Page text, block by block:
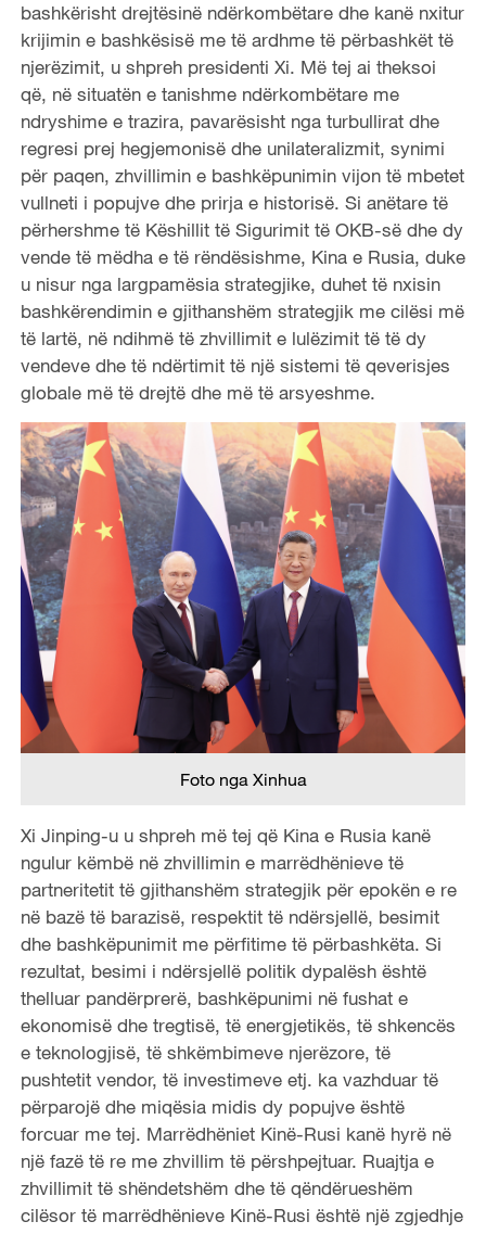
bashkërisht drejtësinë ndërkombëtare dhe kanë nxitur
krijimin e bashkësisë me të ardhme të përbashkët të
njerëzimit, u shpreh presidenti Xi. Më tej ai theksoi
që, në situatën e tanishme ndërkombëtare me
ndryshime e trazira, pavarësisht nga turbullirat dhe
regresi prej hegjemonisë dhe unilateralizmit, synimi
për paqen, zhvillimin e bashkëpunimin vijon të mbetet
vullneti i popujve dhe prirja e historisë. Si anëtare të
përhershme të Këshillit të Sigurimit të OKB-së dhe dy
vende të mëdha e të rëndësishme, Kina e Rusia, duke
u nisur nga largpamësia strategjike, duhet të nxisin
bashkërendimin e gjithanshëm strategjik me cilësi më
të lartë, në ndihmë të zhvillimit e lulëzimit të të dy
vendeve dhe të ndërtimit të një sistemi të qeverisjes
globale më të drejtë dhe më të arsyeshme.
Foto nga Xinhua
Xi Jinping-u u shpreh më tej që Kina e Rusia kanë
ngulur këmbë në zhvillimin e marrëdhënieve të
partneritetit të gjithanshëm strategjik për epokën e re
në bazë të barazisë, respektit të ndërsjellë, besimit
dhe bashkëpunimit me përfitime të përbashkëta. Si
rezultat, besimi i ndërsjellë politik dypalësh është
thelluar pandërprerë, bashkëpunimi në fushat e
ekonomisë dhe tregtisë, të energjetikës, të shkencës
e teknologjisë, të shkëmbimeve njerëzore, të
pushtetit vendor, të investimeve etj. ka vazhduar të
përparojë dhe miqësia midis dy popujve është
forcuar me tej. Marrëdhëniet Kinë-Rusi kanë hyrë në
një fazë të re me zhvillim të përshpejtuar. Ruajtja e
zhvillimit të shëndetshëm dhe të qëndërueshëm
cilësor të marrëdhënieve Kinë-Rusi është një zgjedhje